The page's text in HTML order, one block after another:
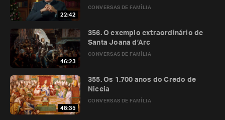
22:42
CONVERSAS DE FAMÍLIA
46:23
CONVERSAS DE FAMÍLIA
356. O exemplo extraordinário de
Santa Joana d’Arc
48:35
CONVERSAS DE FAMÍLIA
355. Os 1.700 anos do Credo de
Niceia